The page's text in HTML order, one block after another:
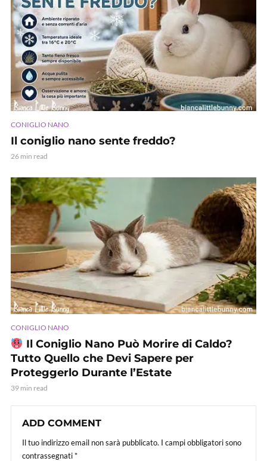
CONIGLIO NANO
Il coniglio nano sente freddo?
26 min read
CONIGLIO NANO
Il Coniglio Nano Può Morire di Caldo?
Tutto Quello che Devi Sapere per
Proteggerlo Durante l’Estate
39 min read
ADD COMMENT
Il tuo indirizzo email non sarà pubblicato. I campi obbligatori sono
contrassegnati*